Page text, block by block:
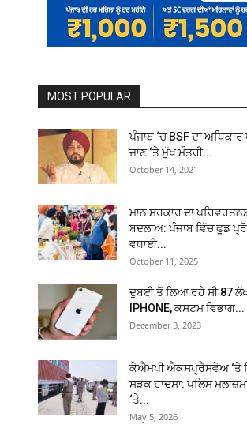
MOST POPULAR
ਪੰਜਾਬ ‘ਚ BSF ਦਾ
ਜਾਣ ‘ਤੇ ਮੁੱਖ ਮੰਤਰੀ...
October 14, 2021
ਮਾਨ ਸਰਕਾਰ ਦਾ
ਬਦਲਾਅ: ਪੰਜਾਬ ਵਿੱਚ ਫੂਡ
ਵਧਾਈ...
October 11, 2025
ਦੁਬਈ ਤੋਂ ਲਿਆ ਰਹੇ ਸੀ 87
IPHONE, ਕਸਟਮ ਵਿਭਾਗ...
December 3, 2023
ਕੇਐਮਪੀ ਐਕਸਪ੍ਰੈਸਵੇਅ ‘ਤੇ
ਸੜਕ ਹਾਦਸਾ: ਪੁਲਿਸ
‘ਤੇ...
May 5, 2026